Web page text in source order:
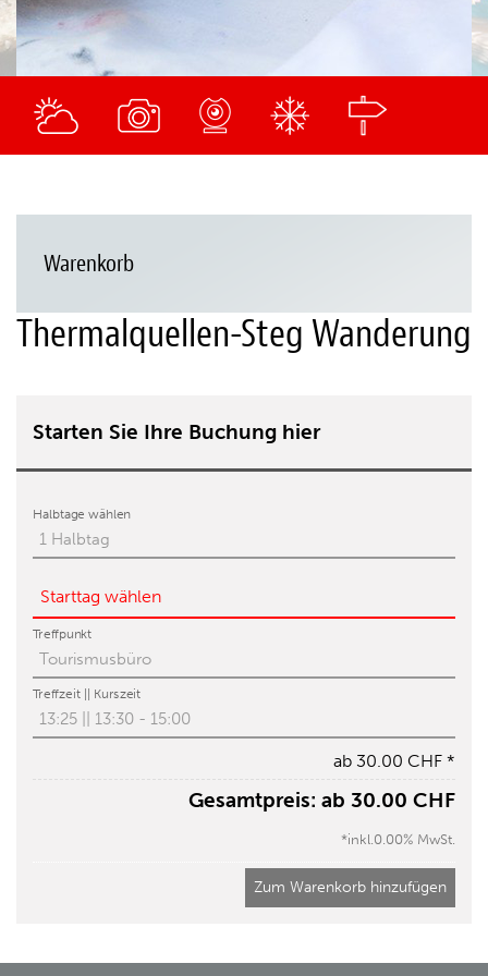
Warenkorb
Thermalquellen-Steg Wanderung
Starten Sie Ihre Buchung hier
Halbtage wählen
Starttag wählen
Treffpunkt
Treffzeit || Kurszeit
ab 30.00 CHF *
Gesamtpreis: ab 30.00 CHF
*inkl.0.00% MwSt.
Zum Warenkorb hinzufügen